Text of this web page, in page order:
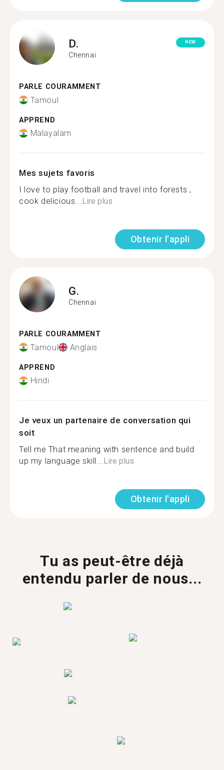
D.
Chennai
NEW
PARLE COURAMMENT
Tamoul
APPREND
Malayalam
Mes sujets favoris
I love to play football and travel into forests ,
cook delicious...Lire plus
Obtenir l'appli
G.
Chennai
PARLE COURAMMENT
Tamoul Anglais
APPREND
Hindi
Je veux un partenaire de conversation qui
soit
Tell me That meaning with sentence and build
up my language skill...Lire plus
Obtenir l'appli
Tu as peut-être déjà
entendu parler de nous...